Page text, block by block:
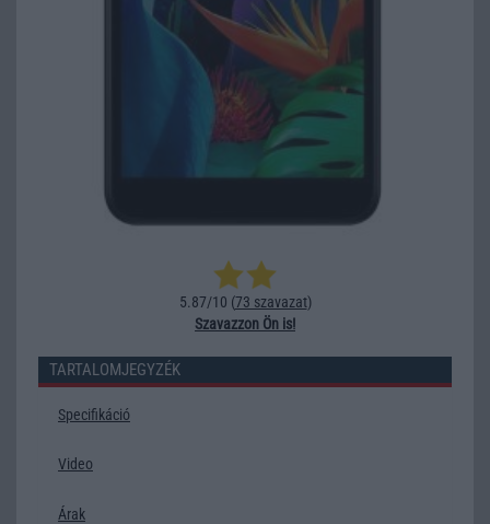
5.87/10 (73 szavazat)
Szavazzon Ön is!
TARTALOMJEGYZÉK
Specifikáció
Video
Árak